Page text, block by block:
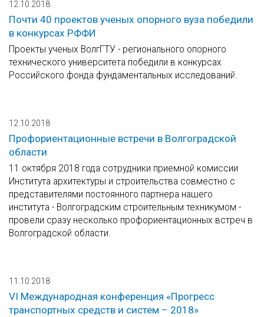
12.10.2018
Почти 40 проектов ученых опорного вуза победили
в конкурсах РФФИ
Проекты ученых ВолгГТУ - регионального опорного
технического университета победили в конкурсах
Российского фонда фундаментальных исследований.
12.10.2018
Профориентационные встречи в Волгоградской
области
11 октября 2018 года сотрудники приемной комиссии
Института архитектуры и строительства совместно с
представителями постоянного партнера нашего
института - Волгоградским строительным техникумом -
провели сразу несколько профориентационных встреч в
Волгоградской области.
11.10.2018
VI Международная конференция «Прогресс
транспортных средств и систем – 2018»